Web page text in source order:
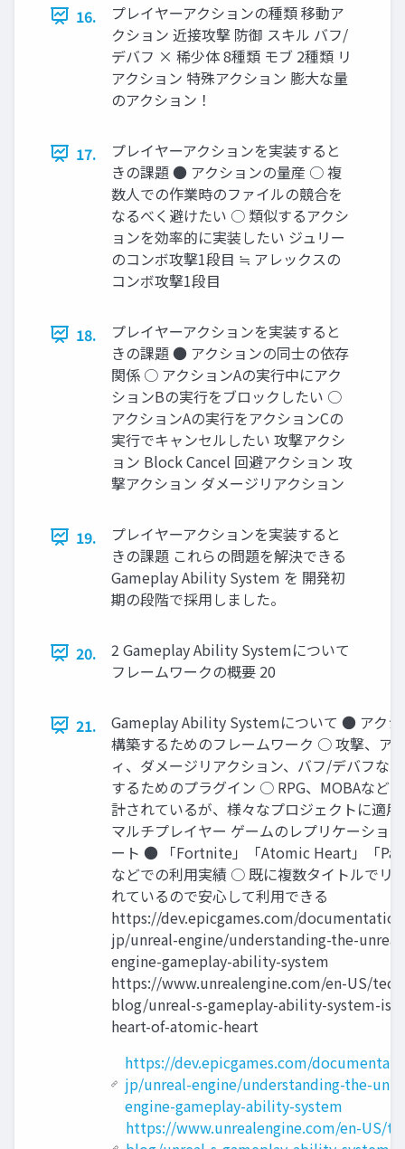
16.
プレイヤーアクションの種類 移動ア
クション 近接攻撃 防御 スキル バフ/
デバフ × 稀少体 8種類 モブ 2種類 リ
アクション 特殊アクション 膨大な量
のアクション！
17.
プレイヤーアクションを実装すると
きの課題 ● アクションの量産 ○ 複
数人での作業時のファイルの競合を
なるべく避けたい ○ 類似するアクシ
ョンを効率的に実装したい ジュリー
のコンボ攻撃1段目 ≒ アレックスの
コンボ攻撃1段目
18.
プレイヤーアクションを実装すると
きの課題 ● アクションの同士の依存
関係 ○ アクションAの実行中にアク
ションBの実行をブロックしたい ○
アクションAの実行をアクションCの
実行でキャンセルしたい 攻撃アクシ
ョン Block Cancel 回避アクション 攻
撃アクション ダメージリアクション
19.
プレイヤーアクションを実装すると
きの課題 これらの問題を解決できる
Gameplay Ability System を 開発初
期の段階で採用しました。
20.
2 Gameplay Ability Systemについて
フレームワークの概要 20
21.
Gameplay Ability Systemについて ● アク
構築するためのフレームワーク ○ 攻撃、ア
ィ、ダメージリアクション、バフ/デバフな
するためのプラグイン ○ RPG、MOBAなど
計されているが、様々なプロジェクトに適
マルチプレイヤー ゲームのレプリケーショ
ート ● 「Fortnite」「Atomic Heart」「
などでの利用実績 ○ 既に複数タイトルでリ
れているので安心して利用できる
https://dev.epicgames.com/
jp/unreal-engine/understanding-the-
engine-gameplay-ability-system
https://www.unrealengine.com/en-US/
blog/unreal-s-gameplay-ability-system-is-
heart-of-atomic-heart
https://dev.epicgames.com/
jp/unreal-engine/understanding-the-
engine-gameplay-ability-system
https://www.unrealengine.com/en-US/